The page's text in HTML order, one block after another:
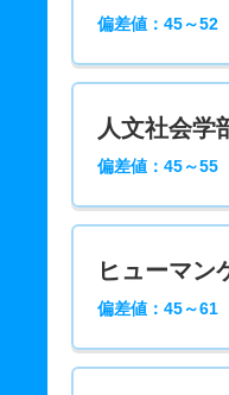
偏差値：45～52
人文社会学
偏差値：45～55
ヒューマン
偏差値：45～61